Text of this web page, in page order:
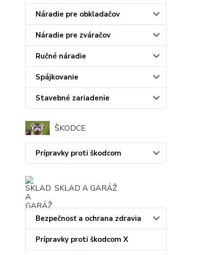
Náradie pre obkladačov
Náradie pre zváračov
Ručné náradie
Spájkovanie
Stavebné zariadenie
ŠKODCE
Prípravky proti škodcom
SKLAD A GARÁŽ
Bezpečnosť a ochrana zdravia
Prípravky proti škodcom X